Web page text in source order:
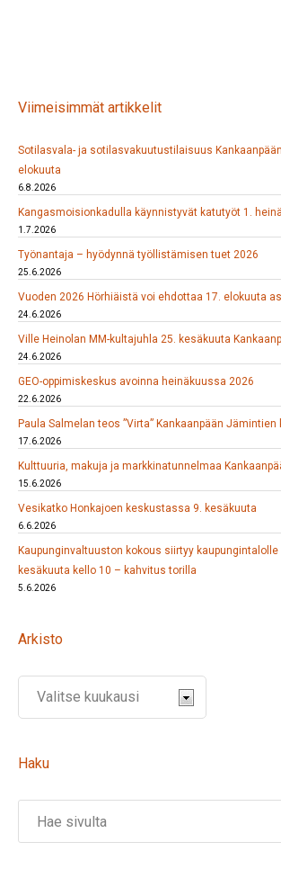
Viimeisimmät artikkelit
Sotilasvala- ja sotilasvakuutustilaisuus
elokuuta
6.8.2026
Kangasmoisionkadulla käynnistyvät katutyöt 1.
1.7.2026
Työnantaja – hyödynnä työllistämisen tuet 2026
25.6.2026
Vuoden 2026 Hörhiäistä voi ehdottaa 17. elokuuta
24.6.2026
Ville Heinolan MM-kultajuhla 25. kesäkuuta
24.6.2026
GEO-oppimiskeskus avoinna heinäkuussa 2026
22.6.2026
Paula Salmelan teos ”Virta” Kankaanpään
17.6.2026
Kulttuuria, makuja ja markkinatunnelmaa
15.6.2026
Vesikatko Honkajoen keskustassa 9. kesäkuuta
6.6.2026
Kaupunginvaltuuston kokous siirtyy
kesäkuuta kello 10 – kahvitus torilla
5.6.2026
Arkisto
Haku